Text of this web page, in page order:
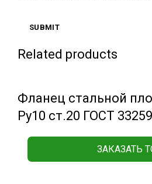
Related products
Фланец стальной
Ру10 ст.20 ГОСТ
ЗАКАЗАТЬ